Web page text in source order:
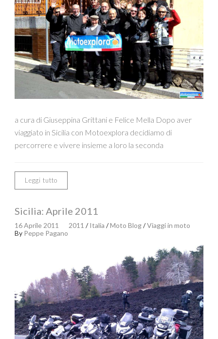
a cura di Giuseppina Grittani e Felice Mella Dopo aver
viaggiato in Sicilia con Motoexplora decidiamo di
percorrere e vivere insieme a loro la seconda
Leggi tutto
Sicilia: Aprile 2011
16 Aprile 2011 2011 /Italia /Moto Blog/Viaggi in moto
By Peppe Pagano